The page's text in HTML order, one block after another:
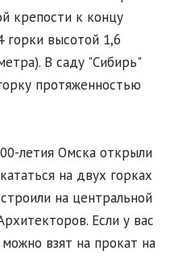
крепости к концу
горки высотой 1,6
В саду "Сибирь"
протяженностью
летия Омска открыли
на двух горках
на центральной
Если у вас
взят на прокат на